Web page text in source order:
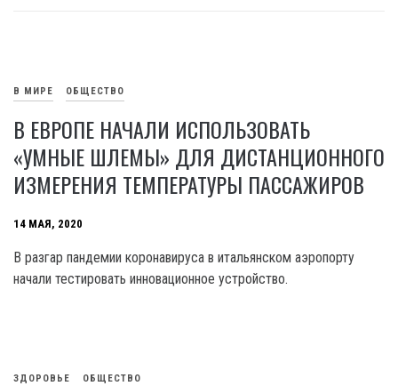
В МИРЕ ОБЩЕСТВО
В ЕВРОПЕ НАЧАЛИ ИСПОЛЬЗОВАТЬ
«УМНЫЕ ШЛЕМЫ» ДЛЯ ДИСТАНЦИОННОГО
ИЗМЕРЕНИЯ ТЕМПЕРАТУРЫ ПАССАЖИРОВ
14 МАЯ, 2020
В разгар пандемии коронавируса в итальянском аэропорту
начали тестировать инновационное устройство.
ЗДОРОВЬЕ ОБЩЕСТВО